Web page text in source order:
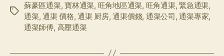
标
蘇豪區通渠,寶林通渠, 旺角地區通渠, 旺角通渠, 緊急通渠,
通渠, 通渠 價格,通渠 厨房,通渠價錢, 通渠公司,通渠專家,
通渠師傅, 高壓通渠